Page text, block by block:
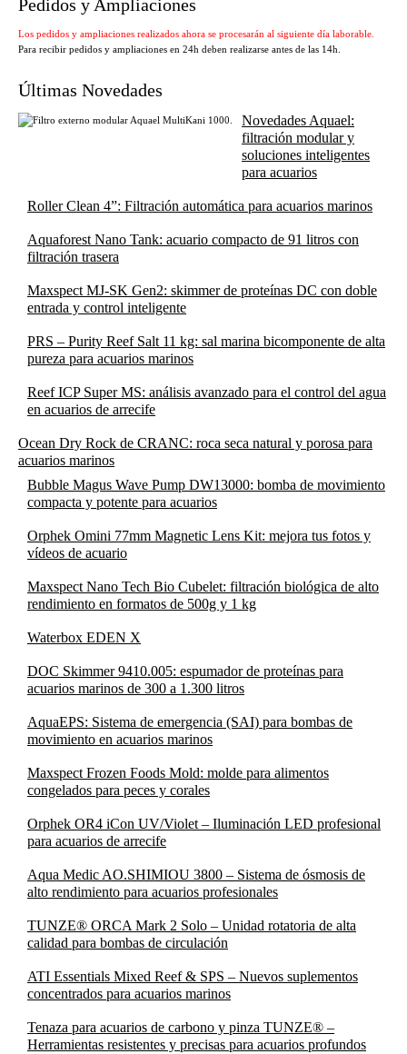
Pedidos y Ampliaciones
Los pedidos y ampliaciones realizados ahora se procesarán al siguiente día laborable.
Para recibir pedidos y ampliaciones en 24h deben realizarse antes de las 14h.
Últimas Novedades
Novedades Aquael:
filtración modular y
soluciones inteligentes
para acuarios
Roller Clean 4”: Filtración automática para acuarios marinos
Aquaforest Nano Tank: acuario compacto de 91 litros con
filtración trasera
Maxspect MJ-SK Gen2: skimmer de proteínas DC con doble
entrada y control inteligente
PRS – Purity Reef Salt 11 kg: sal marina bicomponente de alta
pureza para acuarios marinos
Reef ICP Super MS: análisis avanzado para el control del agua
en acuarios de arrecife
Ocean Dry Rock de CRANC: roca seca natural y porosa para
acuarios marinos
Bubble Magus Wave Pump DW13000: bomba de movimiento
compacta y potente para acuarios
Orphek Omini 77mm Magnetic Lens Kit: mejora tus fotos y
vídeos de acuario
Maxspect Nano Tech Bio Cubelet: filtración biológica de alto
rendimiento en formatos de 500g y 1 kg
Waterbox EDEN X
DOC Skimmer 9410.005: espumador de proteínas para
acuarios marinos de 300 a 1.300 litros
AquaEPS: Sistema de emergencia (SAI) para bombas de
movimiento en acuarios marinos
Maxspect Frozen Foods Mold: molde para alimentos
congelados para peces y corales
Orphek OR4 iCon UV/Violet – Iluminación LED profesional
para acuarios de arrecife
Aqua Medic AO.SHIMIOU 3800 – Sistema de ósmosis de
alto rendimiento para acuarios profesionales
TUNZE® ORCA Mark 2 Solo – Unidad rotatoria de alta
calidad para bombas de circulación
ATI Essentials Mixed Reef & SPS – Nuevos suplementos
concentrados para acuarios marinos
Tenaza para acuarios de carbono y pinza TUNZE® –
Herramientas resistentes y precisas para acuarios profundos